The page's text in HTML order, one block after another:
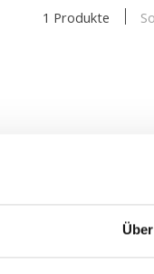
1 Produkte